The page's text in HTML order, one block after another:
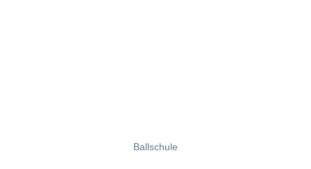
Ballschule